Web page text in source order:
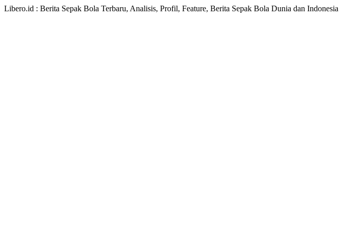
Libero.id : Berita Sepak Bola Terbaru, Analisis, Profil, Feature, Berita Sepak Bola Dunia dan Indonesia